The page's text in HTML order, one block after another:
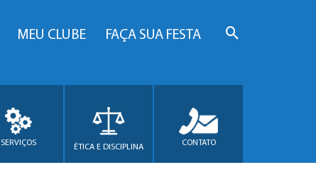
MEU CLUBE FAÇA SUA FESTA
SERVIÇOS ÉTICA E DISCIPLINA CONTATO